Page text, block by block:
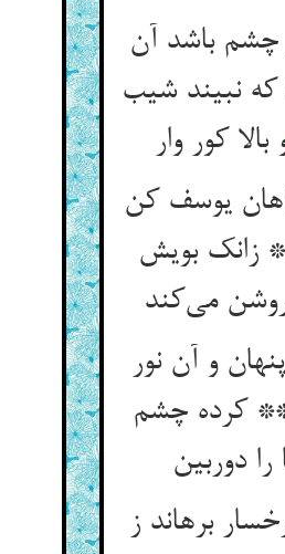
چشم باشد آن
نبیند شیب
بالا کور وار
یوسف کن
زانک بویش
می‌کند
و آن نور
کرده چشم
را دوربین
برهاند ز